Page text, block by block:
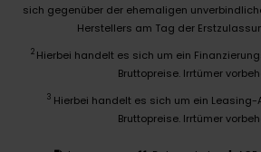
sich gegenüber der ehemaligen
Herstellers am Tag der
2 Hierbei handelt es sich um ein
Bruttopreise. Irrtümer
3 Hierbei handelt es sich um ein Leasing-
Bruttopreise. Irrtümer